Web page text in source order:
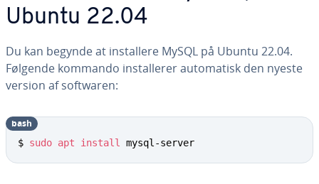
Ubuntu 22.04
Du kan begynde at in­stal­le­re MySQL på Ubuntu 22.04.
Følgende kommando in­stal­le­rer au­to­ma­tisk den nyeste
version af softwaren:
$ sudo apt install mysql-server
bash